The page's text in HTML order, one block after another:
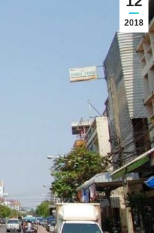
2018